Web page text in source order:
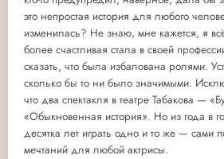
это непростая история для любого
изменилась? Не знаю, мне кажется, я
более счастливая стала в своей
сказать, что была избалована ролями.
сколько бы то ни было значимыми.
что два спектакля в театре Табакова —
«Обыкновенная история». Но из года в
десятка лет играть одно и то же — сами
мечтаний для любой актрисы.